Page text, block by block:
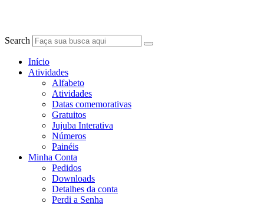
Search
Início
Atividades
Alfabeto
Atividades
Datas comemorativas
Gratuitos
Jujuba Interativa
Números
Painéis
Minha Conta
Pedidos
Downloads
Detalhes da conta
Perdi a Senha